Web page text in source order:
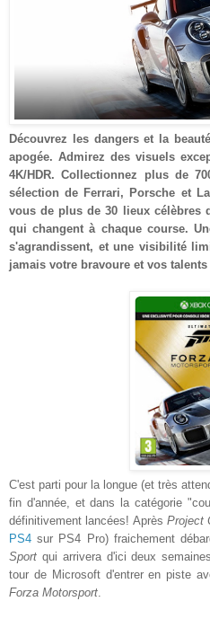
Découvrez les dangers et la
apogée. Admirez des visuels
4K/HDR. Collectionnez plus de
sélection de Ferrari, Porsche et
vous de plus de 30 lieux célèbres
qui changent à chaque course.
s'agrandissent, et une visibilité
jamais votre bravoure et vos
C'est parti pour la longue (et très
fin d'année, et dans la catégorie
définitivement lancées! AprèsProject
PS4 sur PS4 Pro) fraichement
Sport qui arrivera d'ici deux
tour de Microsoft d'entrer en piste
Forza Motorsport.